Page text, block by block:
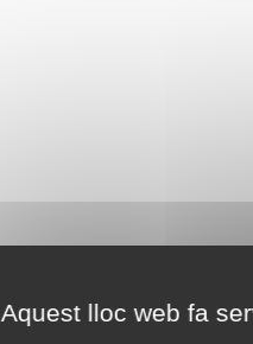
Aquest lloc web fa